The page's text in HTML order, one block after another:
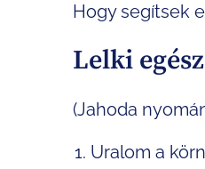
Hogy segítsek
Lelki
(Jahoda
Uralom a